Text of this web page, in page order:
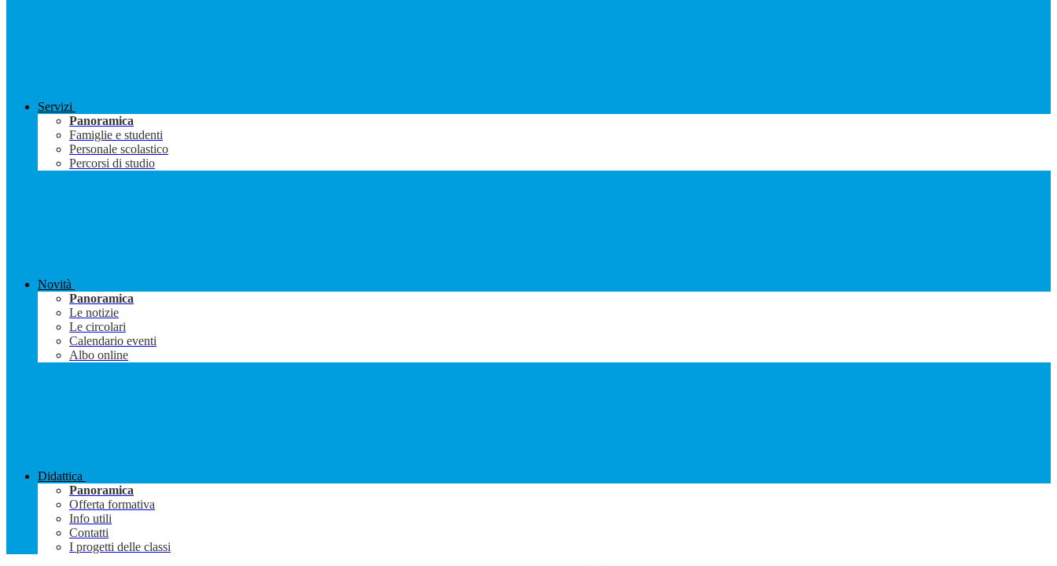
Servizi
Panoramica
Famiglie e studenti
Personale scolastico
Percorsi di studio
Novità
Panoramica
Le notizie
Le circolari
Calendario eventi
Albo online
Didattica
Panoramica
Offerta formativa
Info utili
Contatti
I progetti delle classi